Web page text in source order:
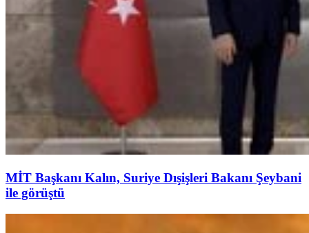
MİT Başkanı Kalın, Suriye Dışişleri Bakanı Şeybani
ile görüştü